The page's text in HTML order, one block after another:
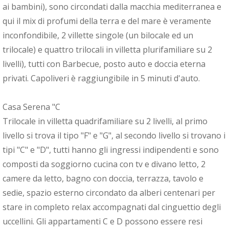
ai bambini), sono circondati dalla macchia mediterranea e
qui il mix di profumi della terra e del mare è veramente
inconfondibile, 2 villette singole (un bilocale ed un
trilocale) e quattro trilocali in villetta plurifamiliare su 2
livelli), tutti con Barbecue, posto auto e doccia eterna
privati. Capoliveri è raggiungibile in 5 minuti d'auto.
Casa Serena "C
Trilocale in villetta quadrifamiliare su 2 livelli, al primo
livello si trova il tipo "F" e "G", al secondo livello si trovano i
tipi "C" e "D", tutti hanno gli ingressi indipendenti e sono
composti da soggiorno cucina con tv e divano letto, 2
camere da letto, bagno con doccia, terrazza, tavolo e
sedie, spazio esterno circondato da alberi centenari per
stare in completo relax accompagnati dal cinguettio degli
uccellini. Gli appartamenti C e D possono essere resi